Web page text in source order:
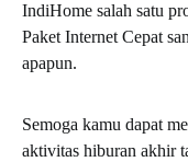
IndiHome salah satu
Paket Internet Cepat
apapun.
Semoga kamu dapat
aktivitas hiburan akhir